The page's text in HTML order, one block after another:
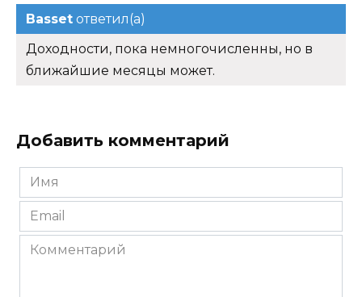
Basset ответил(а)
Доходности, пока немногочисленны, но в
ближайшие месяцы может.
Добавить комментарий
Имя
*
Email
*
Комментарий